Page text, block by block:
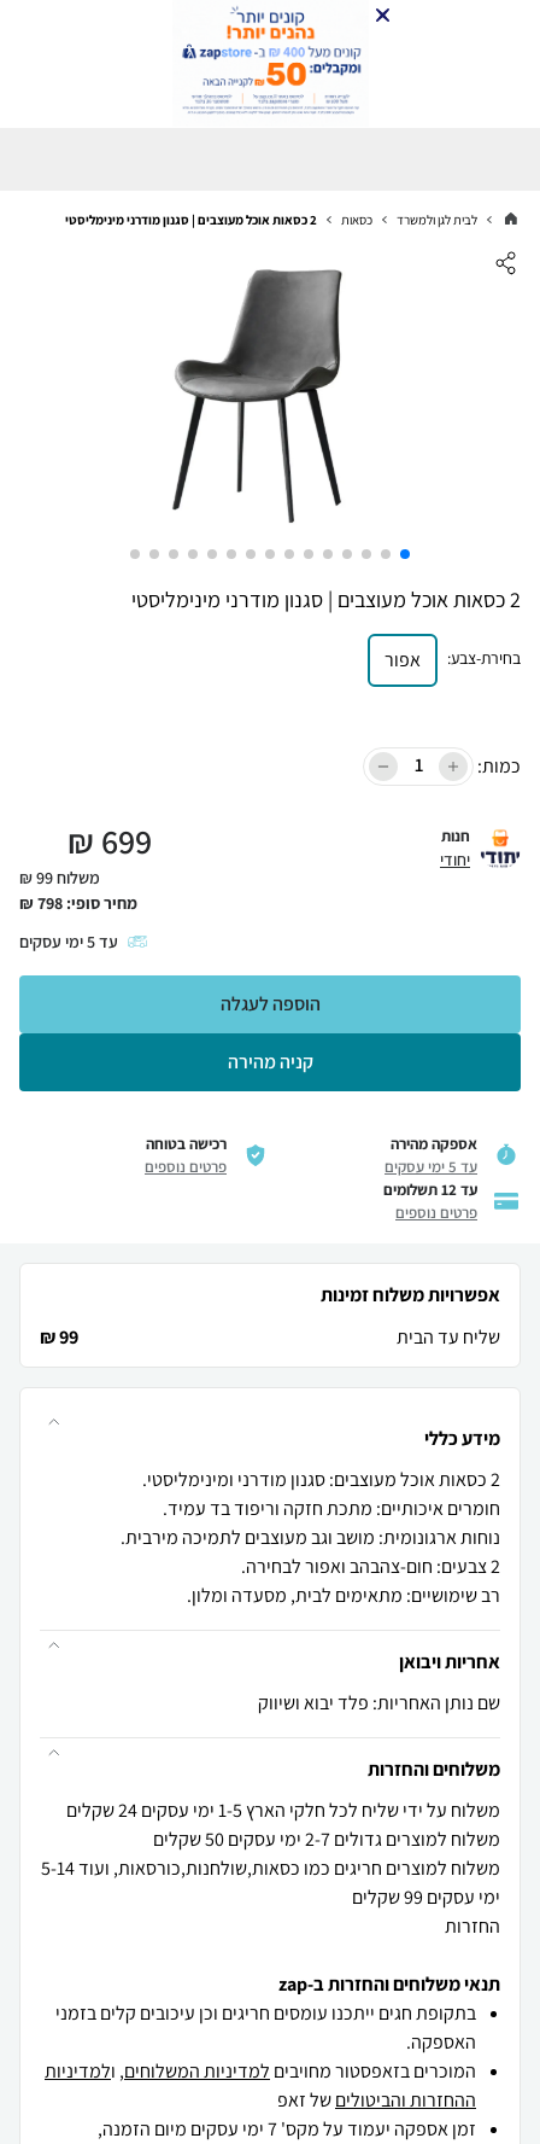
לבית לגן ולמשרד כסאות 2 כסאות אוכל מעוצבים | סגנון מודרני מינימליסטי
2 כסאות אוכל מעוצבים | סגנון מודרני מינימליסטי
בחירת-צבע: אפור
כמות:
חנות
יחודי 699
₪
משלוח 99 ₪
מחיר סופי: 798
₪
עד5ימי עסקים
קניה מהירה
הוספה לעגלה
אספקה מהירה
עד 5 ימי עסקים
רכישה בטוחה
פרטים נוספים
עד 12 תשלומים
פרטים נוספים
אפשרויות משלוח זמינות
שליח עד הבית
99 ₪
מידע כללי
רב שימושיים: מתאימים לבית, מסעדה ומלון.
אחריות ויבואן
שם נותן האחריות: פלד יבוא ושיווק
משלוחים והחזרות
משלוח למוצרים חריגים כמו כסאות,שולחנות,כורסאות, ועוד 5-14
החזרות
תנאי משלוחים והחזרות ב-zap
בתקופת חגים ייתכנו עומסים חריגים וכן עיכובים קלים בזמני
האספקה.
המוכרים בזאפסטור מחויבים למדיניות המשלוחים, ולמדיניות
ההחזרות והביטוליםשל זאפ
זמן אספקה יעמוד על מקס' 7 ימי עסקים מיום הזמנה,